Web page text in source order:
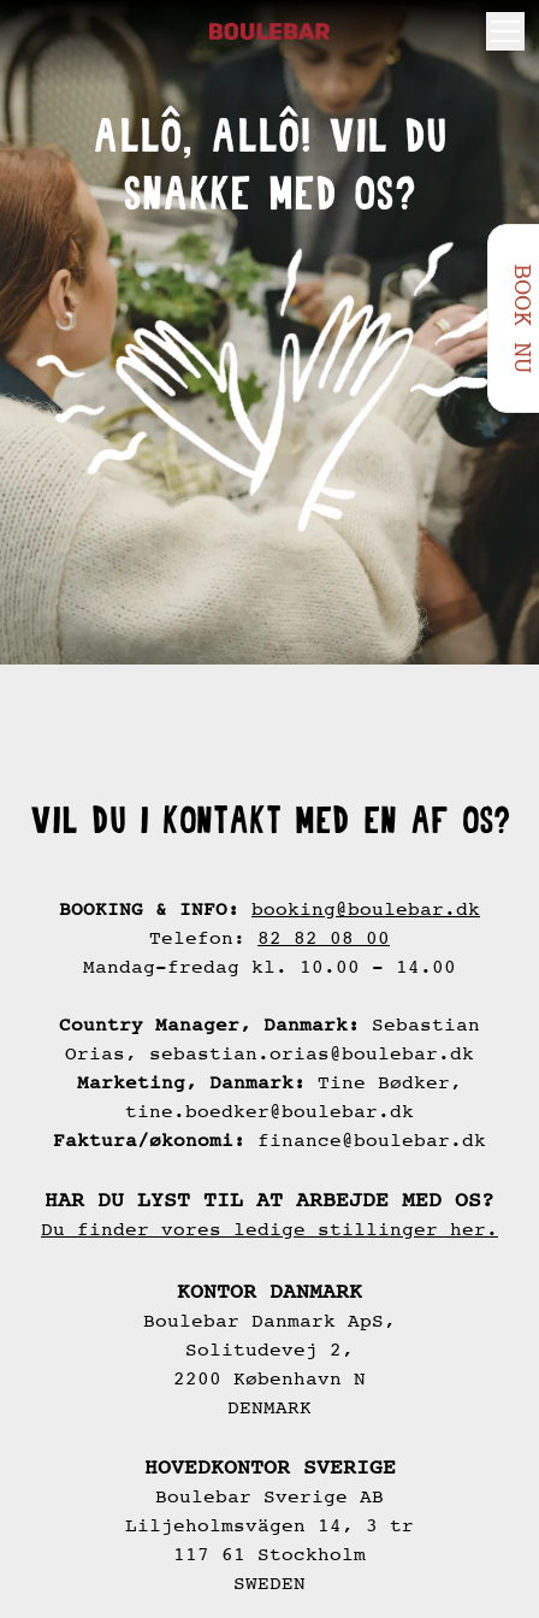
ALLô, ALLô! VIL DU
SNAKKE MED OS?
BOOKINGFORESPØRGSEL
VIL DU I KONTAKT MED EN AF OS?
BOOKING & INFO:
booking@boulebar.dk
Telefon: 82 82 08 00
Mandag-fredag kl. 10.00 - 14.00
Country Manager, Danmark: Sebastian
Orias, sebastian.orias@boulebar.dk
Marketing, Danmark: Tine Bødker,
tine.boedker@boulebar.dk
Faktura/økonomi: finance@boulebar.dk
HAR DU LYST TIL AT ARBEJDE MED OS?
Du finder vores ledige stillinger her.
KONTOR DANMARK
Boulebar Danmark ApS,
Solitudevej 2,
2200 København N
DENMARK
HOVEDKONTOR SVERIGE
Boulebar Sverige AB
Liljeholmsvägen 14, 3 tr
117 61 Stockholm
SWEDEN
BOOK NU